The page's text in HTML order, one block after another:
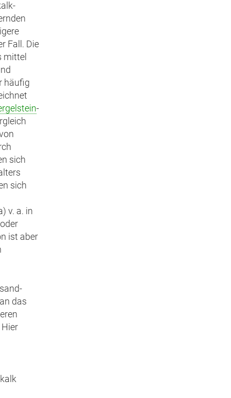
Fall. Die
mittel
häufig
-
sich
sich
v. a. in
ist aber
das